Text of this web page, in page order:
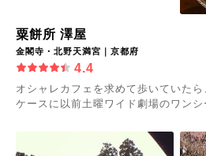
粟餅所 澤屋
金閣寺・北野天満宮｜京都府
4.4
オシャレカフェを求めて歩いていた
ケースに以前土曜ワイド劇場のワン